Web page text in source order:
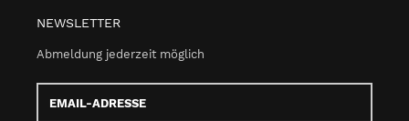
NEWSLETTER
Abmeldung jederzeit möglich
Adresse